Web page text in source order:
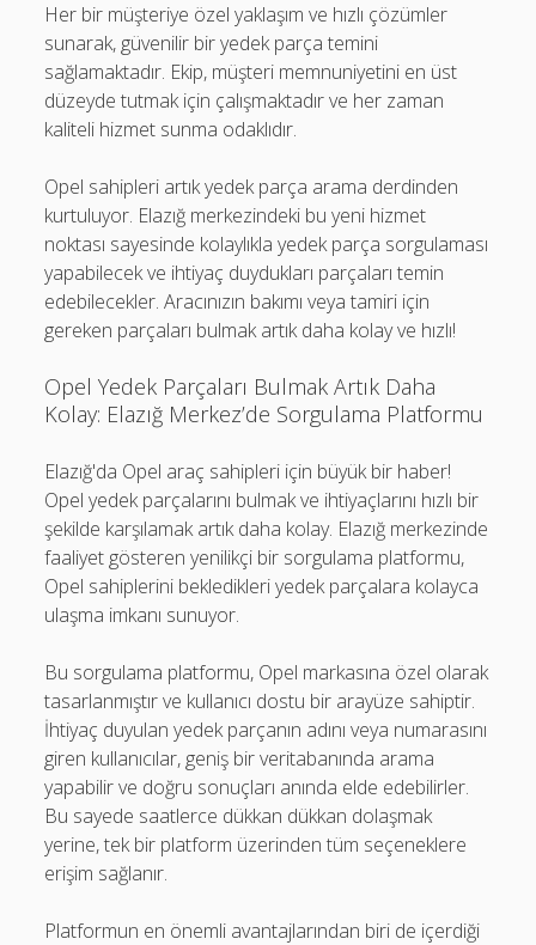
Her bir müşteriye özel yaklaşım ve hızlı çözümler
sunarak, güvenilir bir yedek parça temini
sağlamaktadır. Ekip, müşteri memnuniyetini en üst
düzeyde tutmak için çalışmaktadır ve her zaman
kaliteli hizmet sunma odaklıdır.
Opel sahipleri artık yedek parça arama derdinden
kurtuluyor. Elazığ merkezindeki bu yeni hizmet
noktası sayesinde kolaylıkla yedek parça sorgulaması
yapabilecek ve ihtiyaç duydukları parçaları temin
edebilecekler. Aracınızın bakımı veya tamiri için
gereken parçaları bulmak artık daha kolay ve hızlı!
Opel Yedek Parçaları Bulmak Artık Daha
Kolay: Elazığ Merkez’de Sorgulama Platformu
Elazığ'da Opel araç sahipleri için büyük bir haber!
Opel yedek parçalarını bulmak ve ihtiyaçlarını hızlı bir
şekilde karşılamak artık daha kolay. Elazığ merkezinde
faaliyet gösteren yenilikçi bir sorgulama platformu,
Opel sahiplerini bekledikleri yedek parçalara kolayca
ulaşma imkanı sunuyor.
Bu sorgulama platformu, Opel markasına özel olarak
tasarlanmıştır ve kullanıcı dostu bir arayüze sahiptir.
İhtiyaç duyulan yedek parçanın adını veya numarasını
giren kullanıcılar, geniş bir veritabanında arama
yapabilir ve doğru sonuçları anında elde edebilirler.
Bu sayede saatlerce dükkan dükkan dolaşmak
yerine, tek bir platform üzerinden tüm seçeneklere
erişim sağlanır.
Platformun en önemli avantajlarından biri de içerdiği